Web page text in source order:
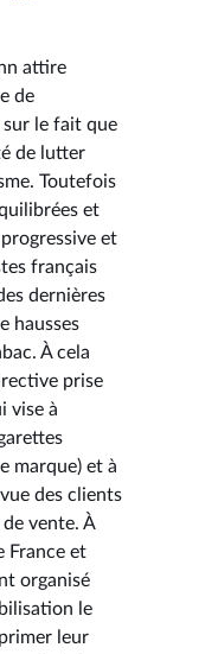
attire
de
sur le fait que
de lutter
Toutefois
et
et
français
dernières
hausses
À cela
prise
vise à
marque) et à
des clients
vente. À
France et
organisé
le
leur